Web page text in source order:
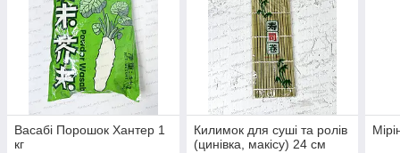
Васабі Порошок Хантер 1
кг
Килимок для суші та ролів
(цинівка, макісу) 24 см